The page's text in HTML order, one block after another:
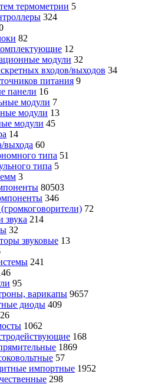
термометрии 5
324
82
12
модули 32
входов/выходов 34
питания 9
панели 16
модули 7
модули 13
модули 45
14
выхода 60
типа 51
типа 5
3
80503
346
72
звука 214
32
звуковые 13
241
95
варикапы 9657
диоды 409
26
1062
168
1869
57
импортные 1952
298